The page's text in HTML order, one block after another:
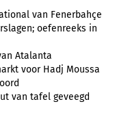
van Fenerbahçe
oefenreeks in
Atalanta
voor Hadj Moussa
van tafel geveegd